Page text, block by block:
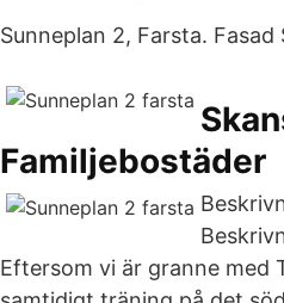
Sunneplan 2, Farsta. Fasad
Familjebostäder
Eftersom vi är granne med